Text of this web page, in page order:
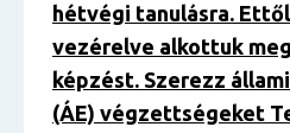
hétvégi tanulásra.
vezérelve alkottuk
képzést. Szerezz
(ÁE) végzettségeket